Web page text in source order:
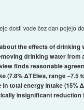
dosti vode čez dan pojejo
the effects of
drinking water from
finds reasonable
(7.8% ΔTEIwa, range
total energy intake
insignificant reduction